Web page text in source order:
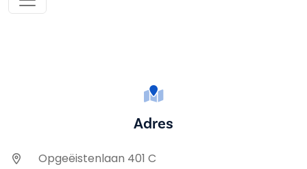
Adres
Opgeëistenlaan 401 C